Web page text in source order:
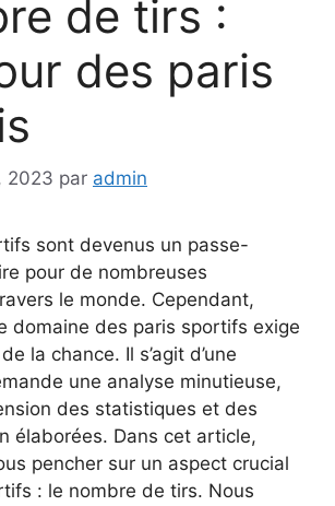
de tirs :
des paris
2023 par admin
sont devenus un passe-
pour de nombreuses
le monde. Cependant,
domaine des paris sportifs exige
la chance. Il s’agit d’une
une analyse minutieuse,
des statistiques et des
élaborées. Dans cet article,
pencher sur un aspect crucial
: le nombre de tirs. Nous